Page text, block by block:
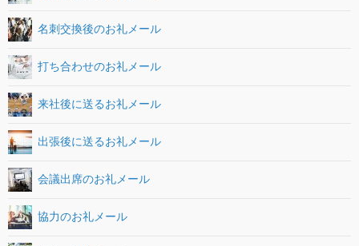
名刺交換後のお礼メール
打ち合わせのお礼メール
来社後に送るお礼メール
出張後に送るお礼メール
会議出席のお礼メール
協力のお礼メール